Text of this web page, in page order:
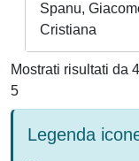
Spanu,
Cristiana
Mostrati risultati da
5
Legenda